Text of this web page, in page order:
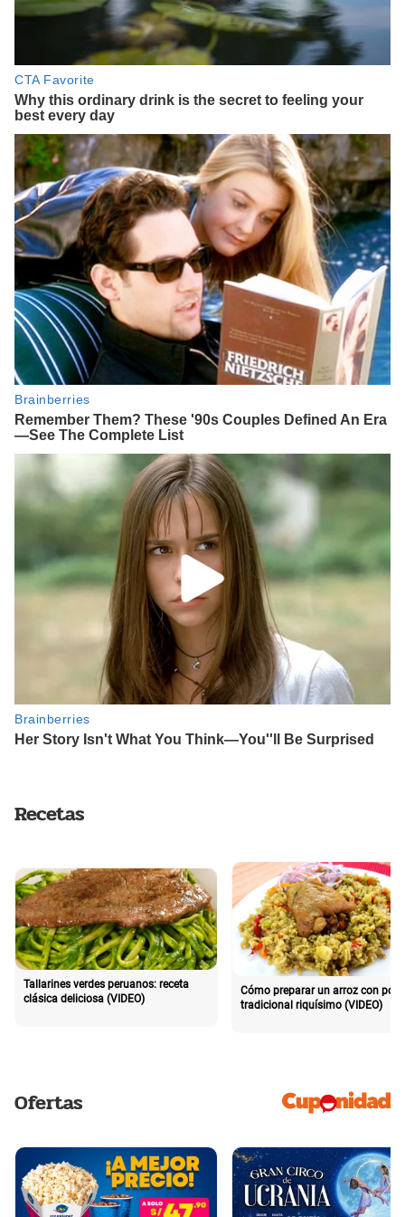
Recetas
Tallarines verdes peruanos: receta
clásica deliciosa (VIDEO)
Cómo preparar un arroz con pollo
tradicional riquísimo (VIDEO)
Ofertas